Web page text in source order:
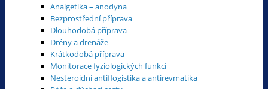
Analgetika – anodyna
Bezprostřední příprava
Dlouhodobá příprava
Drény a drenáže
Krátkodobá příprava
Monitorace fyziologických funkcí
Nesteroidní antiflogistika a antirevmatika